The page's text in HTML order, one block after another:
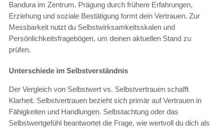
Bandura im Zentrum. Prägung durch frühere Erfahrungen,
Erziehung und soziale Bestätigung formt dein Vertrauen. Zur
Messbarkeit nutzt du Selbstwirksamkeitsskalen und
Persönlichkeitsfragebögen, um deinen aktuellen Stand zu
prüfen.
Unterschiede im Selbstverständnis
Der Vergleich von Selbstwert vs. Selbstvertrauen schafft
Klarheit. Selbstvertrauen bezieht sich primär auf Vertrauen in
Fähigkeiten und Handlungen. Selbstachtung oder das
Selbstwertgefühl beantwortet die Frage, wie wertvoll du dich als